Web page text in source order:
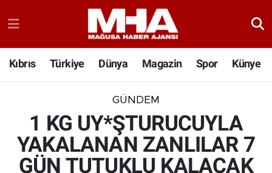
Kıbrıs Türkiye Dünya Magazin Spor Künye
GÜNDEM
1 KG UY*ŞTURUCUYLA
YAKALANAN ZANLILAR 7
GÜN TUTUKLU KALACAK